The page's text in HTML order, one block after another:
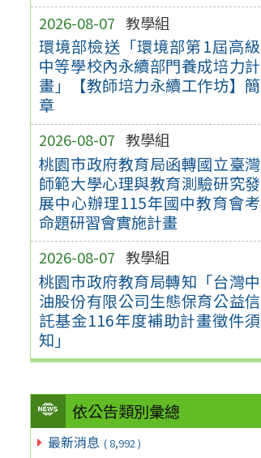
2026-08-07 教學組
環境部檢送「環境部第1屆高級
中等學校內永續部門養成培力計
畫」【教師培力永續工作坊】簡
章
2026-08-07 教學組
桃園市政府教育局函轉國立臺灣
師範大學心理與教育測驗研究發
展中心辦理115年國中教育會考
命題研習會實施計畫
2026-08-07 教學組
桃園市政府教育局轉知「台灣中
油股份有限公司生態保育公益信
託基金116年度補助計畫徵件須
知」
依公告類別彙總
最新消息 ( 8,992 )